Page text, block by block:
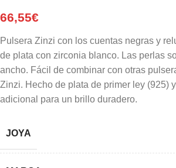
66,55€
Pulsera Zinzi con los cuentas negras y
de plata con zirconia blanco. Las perlas
ancho. Fácil de combinar con otras
Zinzi. Hecho de plata de primer ley (925)
adicional para un brillo duradero.
JOYA